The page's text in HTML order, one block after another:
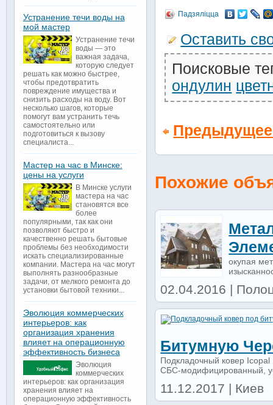
Падзяліцца
Оставить
Поисковые
ондулин
Похожие
окупая
02.04.2016 |
Битумную
Подкладочный ковер
СБС-модифицированный,
11.12.2017 | Киев
Устранение течи воды на
мой мастер
Устранение течи
воды — это
важная задача,
которую следует
решать как можно быстрее,
чтобы предотвратить
повреждение имущества и
снизить расходы на воду. Вот
несколько шагов, которые
помогут вам устранить течь
самостоятельно или
подготовиться к вызову
специалиста...
Мастер на час в Минске:
цены на услуги
В Минске услуги
мастера на час
становятся все
более
популярными, так как они
позволяют быстро и
качественно решать бытовые
проблемы без необходимости
искать специализированные
компании. Мастера на час могут
выполнять разнообразные
задачи, от мелкого ремонта до
установки бытовой техники...
Эволюция коммерческих
интерьеров: как
организация хранения
влияет на операционную
эффективность бизнеса
Эволюция
коммерческих
интерьеров: как организация
хранения влияет на
операционную эффективность